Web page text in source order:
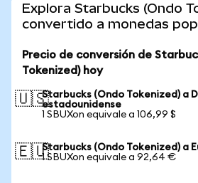
Explora Starbucks (Ondo
convertido a monedas
Precio de conversión de
Tokenized) hoy
🇺🇸Starbucks (Ondo Tokenized) a
estadounidense
1 SBUXon equivale a 106,99 $
🇪🇺Starbucks (Ondo Tokenized) a
1 SBUXon equivale a 92,64 €